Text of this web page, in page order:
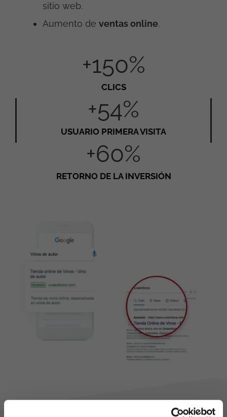
sitio web.
Aumento de ventas online.
+150%
CLICS
+54%
USUARIO PRIMERA VISITA
+60%
RETORNO DE LA INVERSIÓN